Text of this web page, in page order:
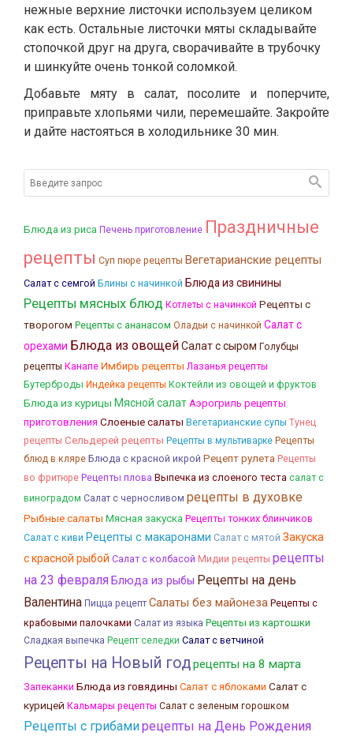
нежные верхние листочки используем целиком
как есть. Остальные листочки мяты складывайте
стопочкой друг на друга, сворачивайте в трубочку
и шинкуйте очень тонкой соломкой.
Добавьте мяту в салат, посолите и поперчите,
приправьте хлопьями чили, перемешайте. Закройте
и дайте настояться в холодильнике 30 мин.
Блюда из риса Печень приготовление Праздничные
рецепты Суп пюре рецепты Вегетарианские рецепты
Салат с семгой Блины с начинкой Блюда из свинины
Рецепты мясных блюд Котлеты с начинкой Рецепты с
творогом Рецепты с ананасом Оладьи с начинкой Салат с
орехами Блюда из овощейСалат с сыром Голубцы
рецепты Канапе Имбирь рецепты Лазанья рецепты
Бутерброды Индейка рецепты Коктейли из овощей и фруктов
Блюда из курицы Мясной салат Аэрогриль рецепты
приготовления Слоеные салаты Вегетарианские супы Тунец
рецепты Сельдерей рецепты Рецепты в мультиварке Рецепты
блюд в кляре Блюда с красной икрой Рецепт рулета Рецепты
во фритюре Рецепты плова Выпечка из слоеного теста салат с
виноградом Салат с черносливом рецепты в духовке
Рыбные салаты Мясная закуска Рецепты тонких блинчиков
Салат с киви Рецепты с макаронами Салат с мятой Закуска
с красной рыбой Салат с колбасой Мидии рецепты рецепты
на 23 февраля Блюда из рыбы Рецепты на день
Валентина Пицца рецепт Салаты без майонеза Рецепты с
крабовыми палочками Салат из языка Рецепты из картошки
Сладкая выпечка Рецепт селедки Салат с ветчиной
Рецепты на Новый годрецепты на 8 марта
Запеканки Блюда из говядины Салат с яблоками Салат с
курицей Кальмары рецепты Салат с зеленым горошком
Рецепты с грибамирецепты на День Рождения